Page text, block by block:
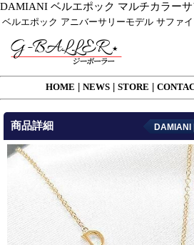
DAMIANI ベルエポック マルチカラー
ベルエポック アニバーサリーモデル サファ
HOME NEWS STORE
商品詳細 DAMIANI